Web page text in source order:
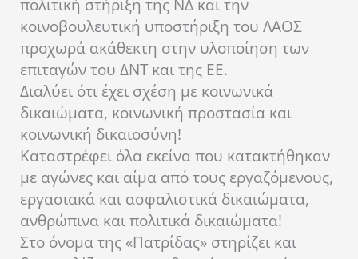
πολιτική στήριξη της ΝΔ και την
κοινοβουλευτική υποστήριξη του ΛΑΟΣ
προχωρά ακάθεκτη στην υλοποίηση των
επιταγών του ΔΝΤ και της ΕΕ.
Διαλύει ότι έχει σχέση με κοινωνικά
δικαιώματα, κοινωνική προστασία και
κοινωνική δικαιοσύνη!
Καταστρέφει όλα εκείνα που κατακτήθηκαν
με αγώνες και αίμα από τους εργαζόμενους,
εργασιακά και ασφαλιστικά δικαιώματα,
ανθρώπινα και πολιτικά δικαιώματα!
Στο όνομα της «Πατρίδας» στηρίζει και